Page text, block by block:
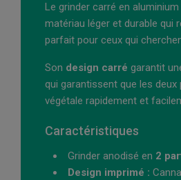
Le grinder carré en
matériau léger et durable qui
parfait pour ceux qui
Son design carré garantit
qui garantissent que les
végétale rapidement et
Caractéristiques
Grinder anodisé en 2
Design imprimé :